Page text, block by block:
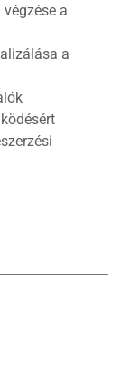
a
a